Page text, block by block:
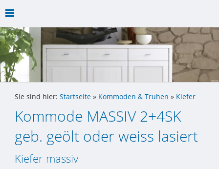
Sie sind hier: Startseite » Kommoden & Truhen » Kiefer
Kommode MASSIV 2+4SK
geb. geölt oder weiss lasiert
Kiefer massiv